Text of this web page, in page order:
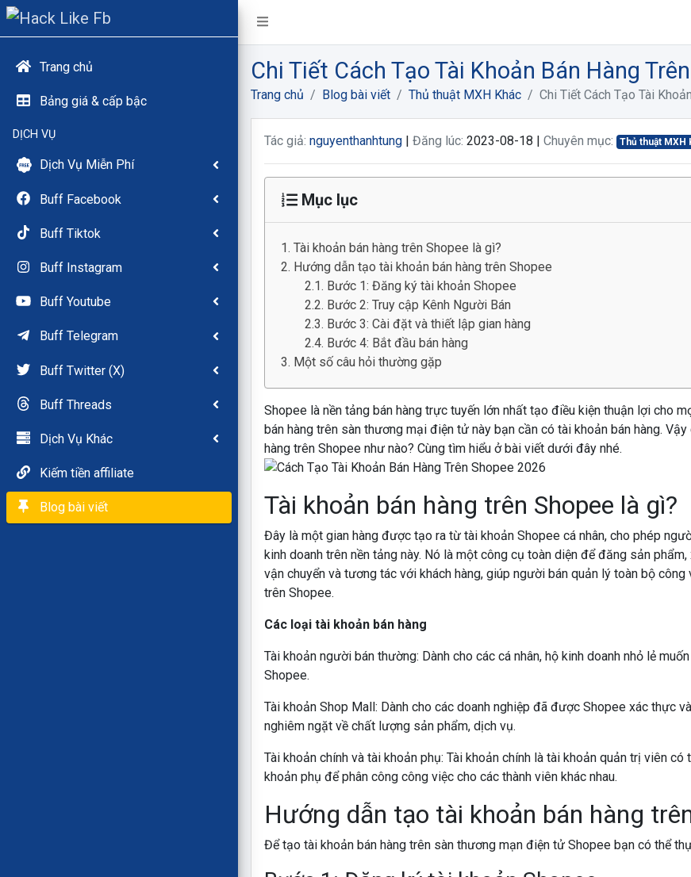
Trang chủ
Bảng giá & cấp bậc
DỊCH VỤ
Dịch Vụ Miễn Phí
Buff Facebook
Buff Tiktok
Buff Instagram
Buff Youtube
Buff Telegram
Buff Twitter (X)
Buff Threads
Dịch Vụ Khác
Kiếm tiền affiliate
Blog bài viết
Chi Tiết Cách Tạo Tài Khoản Bán Hàng
Trang chủ Blog bài viết Thủ thuật MXH Khác Chi Tiết Cách Tạo Tài
Tác giả: nguyenthanhtung| Đăng lúc: 2023-08-18 | Chuyên mục: Thủ thuật MXH
Mục lục
Tài khoản bán hàng trên Shopee là gì?
Hướng dẫn tạo tài khoản bán hàng trên Shopee
Bước 1: Đăng ký tài khoản Shopee
Bước 2: Truy cập Kênh Người Bán
Bước 3: Cài đặt và thiết lập gian hàng
Bước 4: Bắt đầu bán hàng
Một số câu hỏi thường gặp
Shopee là nền tảng bán hàng trực tuyến lớn nhất tạo điều kiện thuận lợi cho
bán hàng trên sàn thương mại điện tử này bạn cần có tài khoản bán hàng.
hàng trên Shopee như nào? Cùng tìm hiểu ở bài viết dưới đây nhé.
Tài khoản bán hàng trên Shopee là gì?
Đâylà một gian hàng được tạo ra từ tài khoản Shopee cá nhân, cho phép
kinh doanh trên nền tảng này. Nó là một công cụ toàn diện để đăng sản
vận chuyển và tương tác với khách hàng, giúp người bán quản lý toàn bộ công
trên Shopee.
Các loại tài khoản bán hàng
Tài khoản người bán thường: Dành cho các cá nhân, hộ kinh doanh nhỏ lẻ
Shopee.
Tài khoản Shop Mall: Dành cho các doanh nghiệp đã được Shopee xác thực
nghiêm ngặt về chất lượng sản phẩm, dịch vụ.
Tài khoản chính và tài khoản phụ: Tài khoản chính là tài khoản quản trị viên có
khoản phụ để phân công công việc cho các thành viên khác nhau.
Hướng dẫn tạo tài khoản bán hàng
Để tạo tài khoản bán hàng trên sàn thương mạn điện tử Shopee bạn có thể